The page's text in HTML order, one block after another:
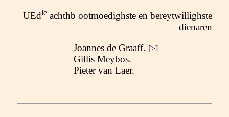
UEdle achthb ootmoedighste en bereytwillighste
dienaren
Joannes de Graaff. [>]
Gillis Meybos.
Pieter van Laer.